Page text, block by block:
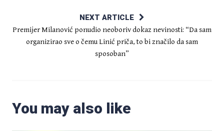
NEXT ARTICLE
Premijer Milanović ponudio neoboriv dokaz nevinosti: “Da sam
organizirao sve o čemu Linić priča, to bi značilo da sam
sposoban”
You may also like